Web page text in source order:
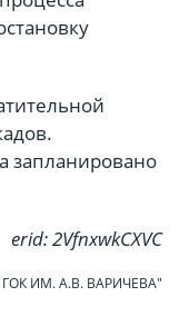
запланировано
erid: 2VfnxwkCXVC
ИМ. А.В. ВАРИЧЕВА"